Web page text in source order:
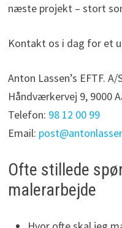
næste projekt – stort
Kontakt os i dag for et
Anton Lassen’s EFTF. A/
Håndværkervej 9, 9000
Telefon: 98 12 00 99
Email:
Ofte stillede
malerarbejde